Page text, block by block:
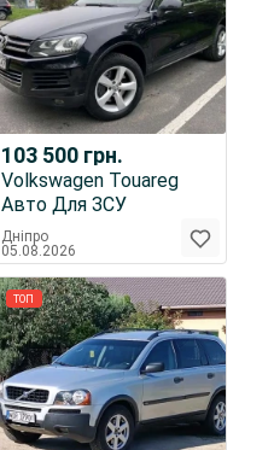
103 500 грн.
Volkswagen Touareg
Авто Для ЗСУ
Дніпро
05.08.2026
ТОП